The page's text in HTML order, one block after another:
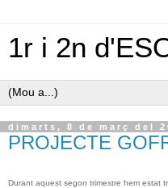
1r i 2n
dimarts, 8 de març del
PROJECTE
Durant aquest segon trimestre hem estat